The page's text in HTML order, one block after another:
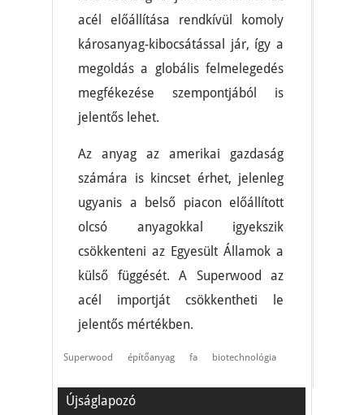
acél előállítása rendkívül komoly
károsanyag-kibocsátással jár, így a
megoldás a globális felmelegedés
megfékezése szempontjából is
jelentős lehet.
Az anyag az amerikai gazdaság
számára is kincset érhet, jelenleg
ugyanis a belső piacon előállított
olcsó anyagokkal igyekszik
csökkenteni az Egyesült Államok a
külső függését. A Superwood az
acél importját csökkentheti le
jelentős mértékben.
Superwood építőanyag fa biotechnológia
Újságlapozó